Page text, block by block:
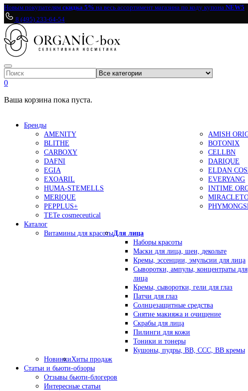
Новым покупателям скидка 5% на весь ассортимент магазина по коду купона NEW5
8 (495) 233-64-54
0
Ваша корзина пока пуста.
Бренды
AMENITY
AMISH
BLITHE
BOTONIX
CARBOXY
CELLBN
DAFNI
DARIQUE
EGIA
ELDAN
EXOARIL
EVERYANG
HUMA-STEMELLS
INTIME
MERIQUE
PEPPLUS+
TETe cosmeceutical
Каталог
Витамины для красотыДля лица
Наборы красоты
Маски для лица, шеи, декольте
Кремы, эссенции, эмульсии для лица
Сыворотки, ампулы, концентраты для
лица
Кремы, сыворотки, гели для глаз
Патчи для глаз
Солнцезащитные средства
Снятие макияжа и очищение
Скрабы для лица
Пилинги для кожи
Тоники и тонеры
Кушоны, пудры, ВВ, ССС, ВВ кремы
НовинкиХиты продаж
Статьи и бьюти-обзоры
Отзывы бьюти-блогеров
Интересные статьи